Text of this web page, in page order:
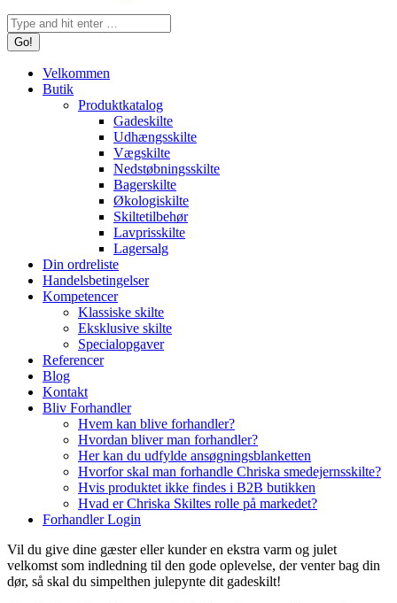
Search:
Velkommen
Butik
Produktkatalog
Gadeskilte
Udhængsskilte
Vægskilte
Nedstøbningsskilte
Bagerskilte
Økologiskilte
Skiltetilbehør
Lavprisskilte
Lagersalg
Din ordreliste
Handelsbetingelser
Kompetencer
Klassiske skilte
Eksklusive skilte
Specialopgaver
Referencer
Blog
Kontakt
Bliv Forhandler
Hvem kan blive forhandler?
Hvordan bliver man forhandler?
Her kan du udfylde ansøgningsblanketten
Hvorfor skal man forhandle Chriska smedejernsskilte?
Hvis produktet ikke findes i B2B butikken
Hvad er Chriska Skiltes rolle på markedet?
Forhandler Login
Vil du give dine gæster eller kunder en ekstra varm og julet
velkomst som indledning til den gode oplevelse, der venter bag din
dør, så skal du simpelthen julepynte dit gadeskilt!